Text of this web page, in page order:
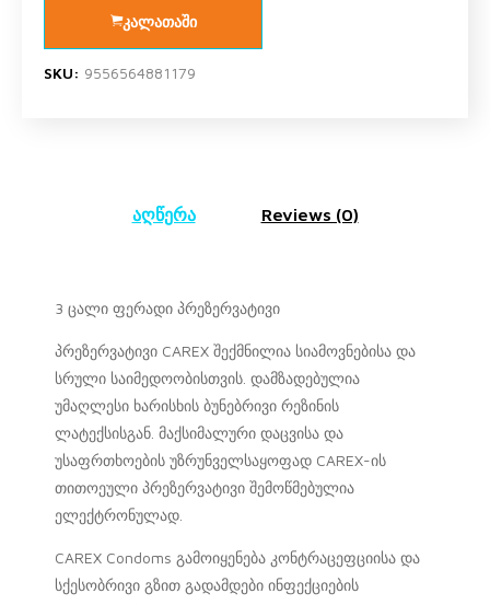
კალათაში
SKU: 9556564881179
აღწერა Reviews (0)
3 ცალი ფერადი პრეზერვატივი
პრეზერვატივი CAREX შექმნილია სიამოვნებისა და
სრული საიმედოობისთვის. დამზადებულია
უმაღლესი ხარისხის ბუნებრივი რეზინის
ლატექსისგან. მაქსიმალური დაცვისა და
უსაფრთხოების უზრუნველსაყოფად CAREX-ის
თითოეული პრეზერვატივი შემოწმებულია
ელექტრონულად.
CAREX Condoms გამოიყენება კონტრაცეფციისა და
სქესობრივი გზით გადამდები ინფექციების